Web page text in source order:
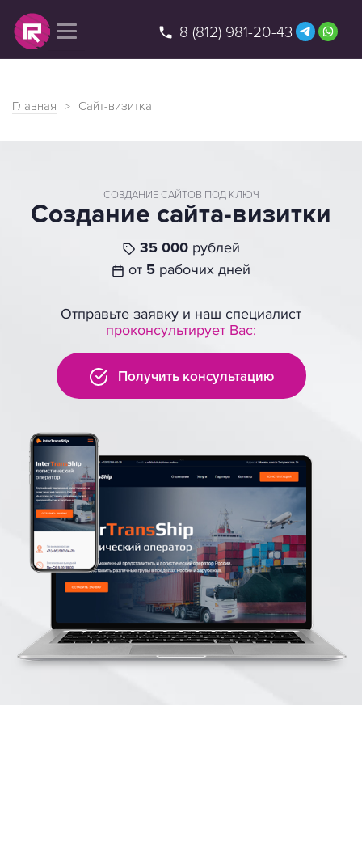
веб-студия
8 (812) 981-20-43
Главная Сайт-визитка
СОЗДАНИЕ САЙТОВ ПОД КЛЮЧ
Создание сайта-визитки
35 000рублей
от 5 рабочих дней
Отправьте заявку и наш специалист
проконсультирует Вас:
Получить консультацию